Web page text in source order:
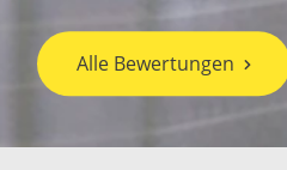
Alle Bewertungen